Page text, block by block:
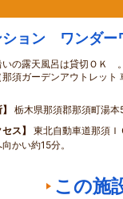
ション ワンダー
いの露天風呂は貸切ＯＫ
那須ガーデンアウトレッ
栃木県那須郡那須町湯
セス
東北自動車道那須
向かい約15分。
この施